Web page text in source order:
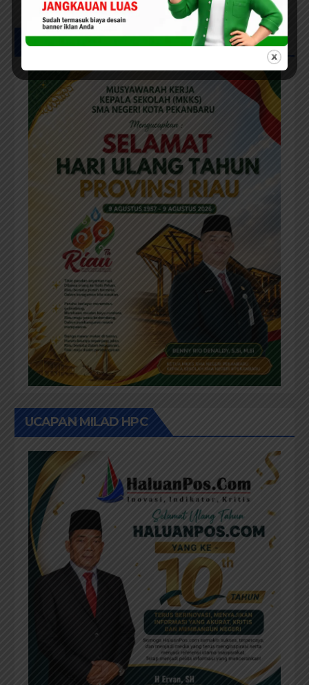
Seragam Gratis Bagi Siswa SD
dan SMP Swasta
UCAPAN IKLAN HUT RIAU KE-69
UCAPAN MILAD HPC